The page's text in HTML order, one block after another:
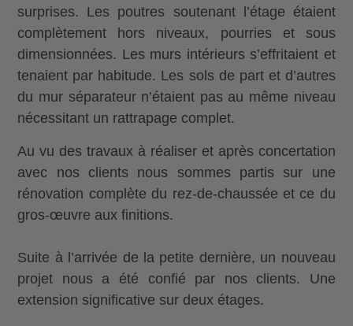
surprises. Les poutres soutenant l’étage étaient
complètement hors niveaux, pourries et sous
dimensionnées. Les murs intérieurs s’effritaient et
tenaient par habitude. Les sols de part et d’autres
du mur séparateur n’étaient pas au même niveau
nécessitant un rattrapage complet.
Au vu des travaux à réaliser et après concertation
avec nos clients nous sommes partis sur une
rénovation complète du rez-de-chaussée et ce du
gros-œuvre aux finitions.
Suite à l’arrivée de la petite dernière, un nouveau
projet nous a été confié par nos clients. Une
extension significative sur deux étages.